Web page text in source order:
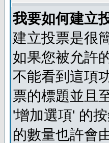
我要如何建立
建立投票是很
如果您被允許
不能看到這項
票的標題並且
'增加選項' 的
的數量也許會